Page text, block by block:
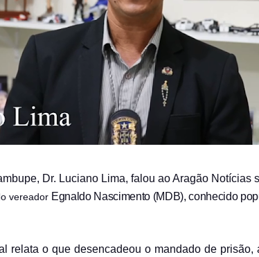
Dr. Luciano Lima, falou ao Aragão Notícias
vereador Egnaldo Nascimento (MDB), conhecido
relata o que desencadeou o mandado de prisão,